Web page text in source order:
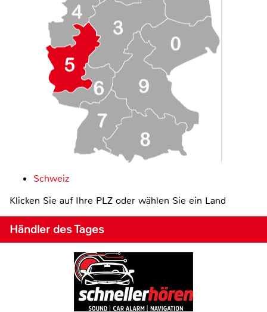
Schweiz
Klicken Sie auf Ihre PLZ oder wählen Sie ein Land
Händler des Tages